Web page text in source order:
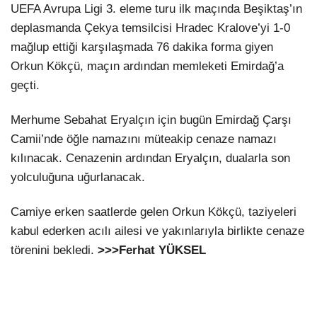
UEFA Avrupa Ligi 3. eleme turu ilk maçında Beşiktaş’ın
deplasmanda Çekya temsilcisi Hradec Kralove’yi 1-0
mağlup ettiği karşılaşmada 76 dakika forma giyen
Orkun Kökçü, maçın ardından memleketi Emirdağ’a
geçti.
Merhume Sebahat Eryalçın için bugün Emirdağ Çarşı
Camii’nde öğle namazını müteakip cenaze namazı
kılınacak. Cenazenin ardından Eryalçın, dualarla son
yolculuğuna uğurlanacak.
Camiye erken saatlerde gelen Orkun Kökçü, taziyeleri
kabul ederken acılı ailesi ve yakınlarıyla birlikte cenaze
törenini bekledi. >>>Ferhat YÜKSEL